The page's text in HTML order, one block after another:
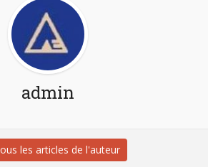
admin
les articles de l'auteur